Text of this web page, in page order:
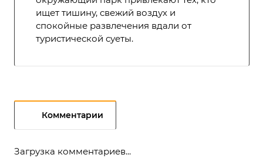
ищет тишину, свежий воздух и
спокойные развлечения вдали от
туристической суеты.
Комментарии
Загрузка комментариев...